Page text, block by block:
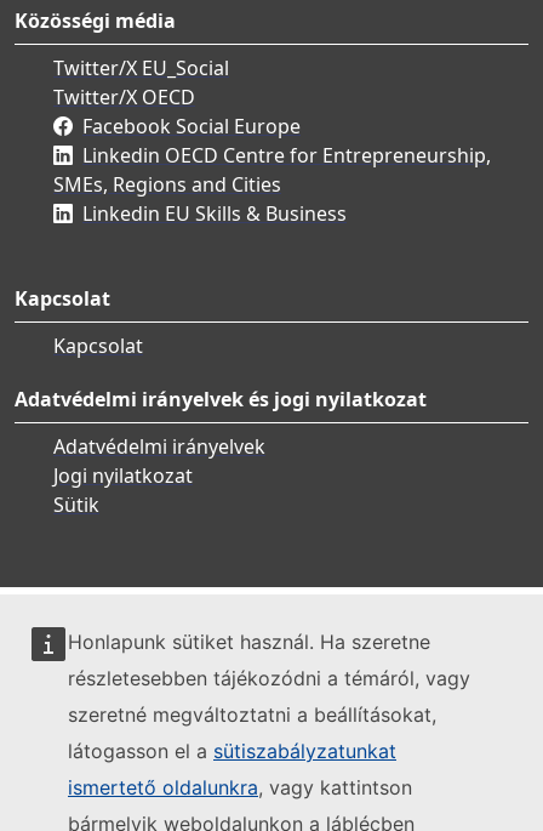
Honlapunk sütiket használ. Ha szeretne
részletesebben tájékozódni a témáról, vagy
szeretné megváltoztatni a beállításokat,
látogasson el a sütiszabályzatunkat
ismertető oldalunkra, vagy kattintson
bármelyik weboldalunkon a láblécben
Közösségi média
Twitter/X EU_Social
Twitter/X OECD
Facebook Social Europe
Linkedin OECD Centre for Entrepreneurship,
SMEs, Regions and Cities
Linkedin EU Skills & Business
Kapcsolat
Kapcsolat
Adatvédelmi irányelvek és jogi nyilatkozat
Adatvédelmi irányelvek
Jogi nyilatkozat
Sütik